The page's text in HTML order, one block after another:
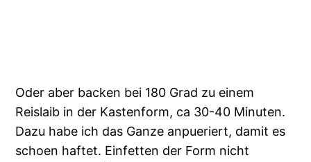
Oder aber backen bei 180 Grad zu einem
Reislaib in der Kastenform, ca 30-40 Minuten.
Dazu habe ich das Ganze anpueriert, damit es
schoen haftet. Einfetten der Form nicht